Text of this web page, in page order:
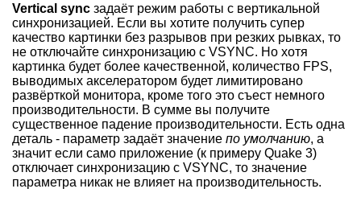
Vertical sync задаёт режим работы с вертикальной
синхронизацией. Если вы хотите получить супер
качество картинки без разрывов при резких рывках, то
не отключайте синхронизацию с VSYNC. Но хотя
картинка будет более качественной, количество FPS,
выводимых акселератором будет лимитировано
развёрткой монитора, кроме того это съест немного
производительности. В сумме вы получите
существенное падение производительности. Есть одна
деталь - параметр задаёт значение по умолчанию, а
значит если само приложение (к примеру Quake 3)
отключает синхронизацию с VSYNC, то значение
параметра никак не влияет на производительность.